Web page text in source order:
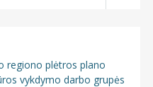
regiono plėtros plano
vykdymo darbo grupės